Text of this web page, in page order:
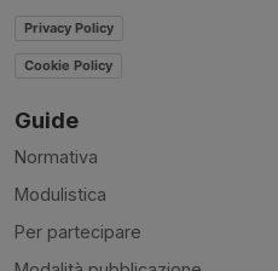
Privacy Policy
Cookie Policy
Guide
Normativa
Modulistica
Per partecipare